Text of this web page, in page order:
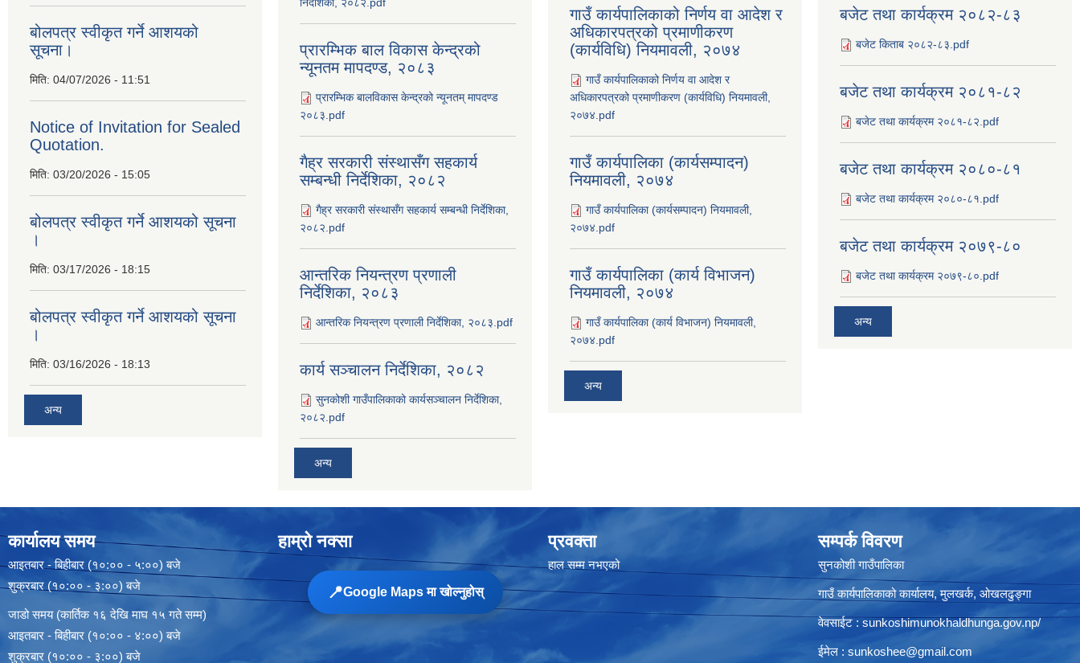
बोलपत्र स्वीकृत गर्ने आशयको
सूचना।
मिति: 04/07/2026 - 11:51
Notice of Invitation for Sealed
Quotation.
मिति: 03/20/2026 - 15:05
बोलपत्र स्वीकृत गर्ने आशयको सूचना
।
मिति: 03/17/2026 - 18:15
बोलपत्र स्वीकृत गर्ने आशयको सूचना
।
मिति: 03/16/2026 - 18:13
अन्य
प्रारम्भिक बाल विकास केन्द्रको
न्यूनतम मापदण्ड, २०८३
प्रारम्भिक बालविकास केन्द्रको न्यूनतम् मापदण्ड
२०८३.pdf
गैह्र सरकारी संस्थासँग सहकार्य
सम्बन्धी निर्देशिका, २०८२
गैह्र सरकारी संस्थासँग सहकार्य सम्बन्धी निर्देशिका,
२०८२.pdf
आन्तरिक नियन्त्रण प्रणाली
निर्देशिका, २०८३
आन्तरिक नियन्त्रण प्रणाली निर्देशिका, २०८३.pdf
कार्य सञ्‍चालन निर्देशिका, २०८२
सुनकोशी गाउँपालिकाको कार्यसञ्‍चालन निर्देशिका,
२०८२.pdf
अन्य
गाउँ कार्यपालिकाको निर्णय वा आदेश र
अधिकारपत्रको प्रमाणीकरण
(कार्यविधि) नियमावली, २०७४
गाउँ कार्यपालिकाको निर्णय वा आदेश र
अधिकारपत्रको प्रमाणीकरण (कार्यविधि) नियमावली,
२०७४.pdf
गाउँ कार्यपालिका (कार्यसम्पादन)
नियमावली, २०७४
गाउँ कार्यपालिका (कार्यसम्पादन) नियमावली,
२०७४.pdf
गाउँ कार्यपालिका (कार्य विभाजन)
नियमावली, २०७४
गाउँ कार्यपालिका (कार्य विभाजन) नियमावली,
२०७४.pdf
अन्य
बजेट तथा कार्यक्रम २०८२-८३
बजेट किताब २०८२-८३.pdf
बजेट तथा कार्यक्रम २०८१-८२
बजेट तथा कार्यक्रम २०८१-८२.pdf
बजेट तथा कार्यक्रम २०८०-८१
बजेट तथा कार्यक्रम २०८०-८१.pdf
बजेट तथा कार्यक्रम २०७९-८०
बजेट तथा कार्यक्रम २०७९-८०.pdf
अन्य
कार्यालय समय
आइतबार - बिहीबार (१०:०० - ५:००) बजे
शुक्रबार (१०:०० - ३:००) बजे
जाडो समय (कार्तिक १६ देखि माघ १५ गते सम्म)
आइतबार - बिहीबार (१०:०० - ४:००) बजे
शुक्रबार (१०:०० - ३:००) बजे
हाम्रो नक्सा
📍Google Maps मा खोल्नुहोस्
प्रवक्ता
हाल सम्म नभएको
सम्पर्क विवरण
सुनकोशी गाउँपालिका
गाउँ कार्यपालिकाको कार्यालय, मुलखर्क, ओखलढुङ्गा
वेवसाईट : sunkoshimunokhaldhunga.gov.np/
ईमेल : sunkoshee@gmail.com